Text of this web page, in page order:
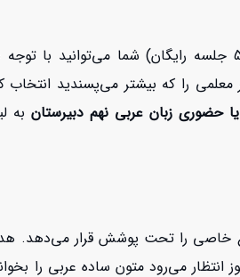
جلسات آزمایشی در هایتاکی معمولا به صورت رایگان برگزار می‌شود و بهترین فرصت برای شناخت معلم را
را که بیشتر می‌پسندید انتخاب
حضوری زبان عربی نهم دبیرستان به
می‌رود متون ساده عربی را